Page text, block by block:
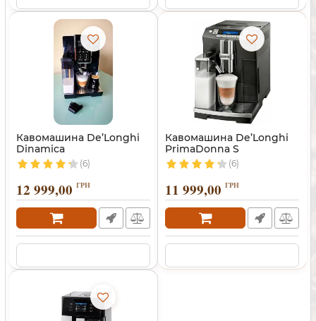
Кавомашина De’Longhi
Dinamica
(6)
12 999,00 ГРН
Кавомашина De’Longhi
PrimaDonna S
(6)
11 999,00 ГРН